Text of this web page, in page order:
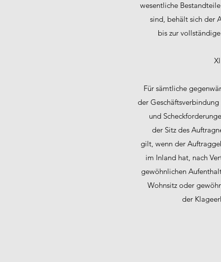
wesentliche
sind, behält sich der
bis zur
Für sämtliche
der
und
der Sitz des
gilt, wenn der
im Inland hat, nach
gewöhnlichen
Wohnsitz oder
der